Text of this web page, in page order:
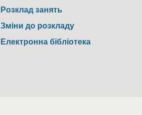
Розклад занять
Зміни до розкладу
Електронна бібліотека